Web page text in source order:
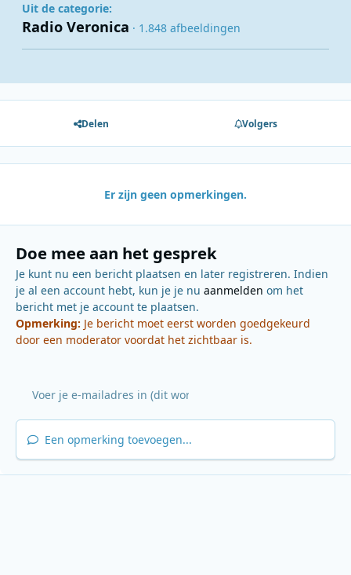
Uit de categorie:
Radio Veronica · 1.848 afbeeldingen
Delen Volgers
Er zijn geen opmerkingen.
Doe mee aan het gesprek
Je kunt nu een bericht plaatsen en later registreren. Indien
je al een account hebt, kun je je nu aanmelden om het
bericht met je account te plaatsen.
Opmerking: Je bericht moet eerst worden goedgekeurd
door een moderator voordat het zichtbaar is.
Een opmerking toevoegen...